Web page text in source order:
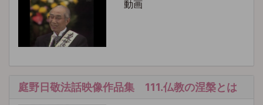
動画
庭野日敬法話映像作品集 111.仏教の涅槃とは